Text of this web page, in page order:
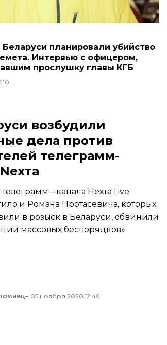
Беларуси планировали убийство
Интервью с офицером,
прослушку главы КГБ
возбудили
дела против
телеграмм-
Нехта Live
и Романа Протасевича, которых
в розыск в Беларуси, обвинили
массовых беспорядков».
05 ноября 2020 12:46